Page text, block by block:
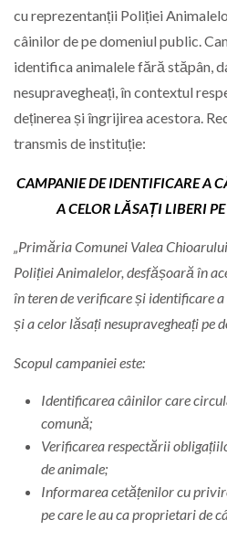
cu reprezentanții Poliției
câinilor de pe domeniul public.
identifica animalele fără stăpân,
nesupravegheați, în contextul
deținerea și îngrijirea acestora.
transmis de instituție:
CAMPANIE DE IDENTIFICARE A
A CELOR LĂSAȚI LIBERI
„Primăria Comunei Valea
Poliției Animalelor, desfășoară în
în teren de verificare și identificare
și a celor lăsați nesupravegheați pe
Scopul campaniei este:
Identificarea câinilor care
comună;
Verificarea respectării
de animale;
Informarea cetățenilor cu
pe care le au ca proprietari de